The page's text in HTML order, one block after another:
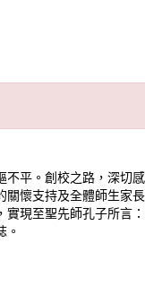
平。創校之路，深切
懷支持及全體師生家
現至聖先師孔子所言